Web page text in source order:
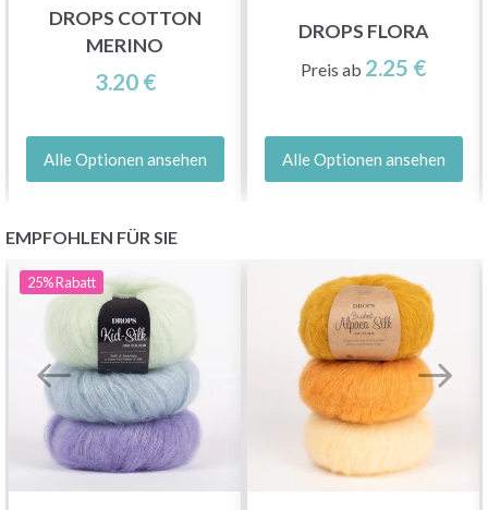
DROPS COTTON
MERINO
3.20 €
Alle Optionen ansehen
DROPS FLORA
Preis ab 2.25 €
Alle Optionen ansehen
EMPFOHLEN FÜR SIE
25%Rabatt